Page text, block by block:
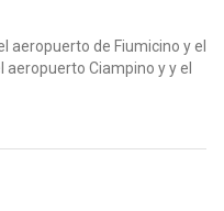
aeropuerto de Fiumicino y el
Ciampino y y el